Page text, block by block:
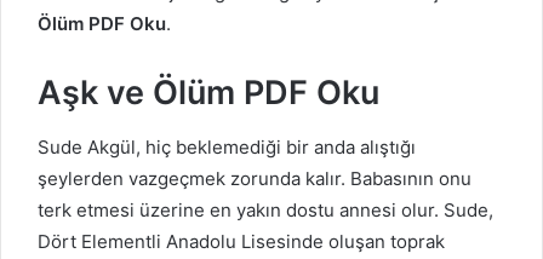
Ölüm PDF Oku.
Aşk ve Ölüm PDF Oku
Sude Akgül, hiç beklemediği bir anda alıştığı
şeylerden vazgeçmek zorunda kalır. Babasının onu
terk etmesi üzerine en yakın dostu annesi olur. Sude,
Dört Elementli Anadolu Lisesinde oluşan toprak